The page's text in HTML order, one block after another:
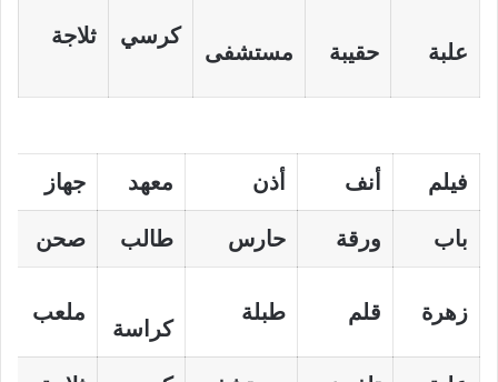
علبة حقيبة مستشفى
كرسي ثلاجة
فيلم أنف أذن معهد جهاز
باب ورقة حارس طالب صحن
زهرة قلم طبلة
كراسة
ملعب